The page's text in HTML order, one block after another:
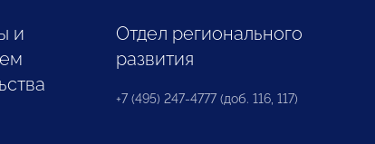
и
Отдел регионального
развития
+7 (495) 247-4777 (доб. 116, 117)